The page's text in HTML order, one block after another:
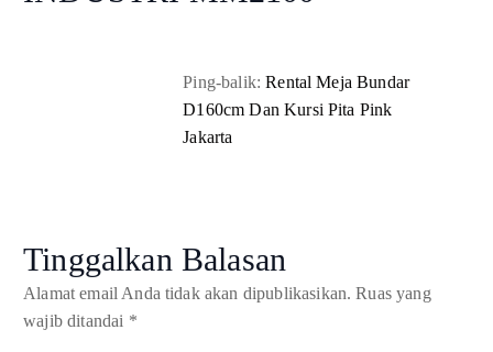
Ping-balik:Rental Meja Bundar
D160cm Dan Kursi Pita Pink
Jakarta
Tinggalkan Balasan
Alamat email Anda tidak akan dipublikasikan. Ruas yang
wajib ditandai *